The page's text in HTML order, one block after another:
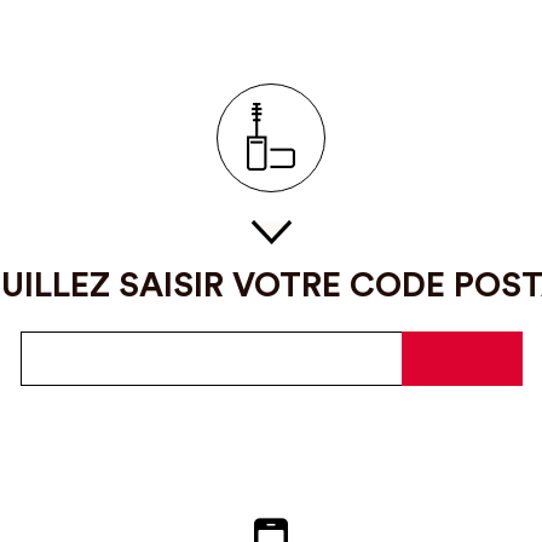
SAISIR VOTRE CODE